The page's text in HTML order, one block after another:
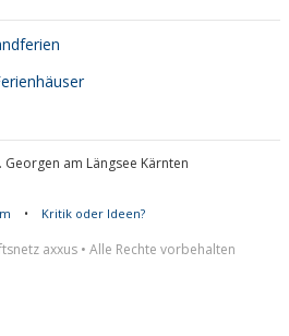
am Längsee Kärnten
• Kritik oder Ideen?
axxus • Alle Rechte vorbehalten